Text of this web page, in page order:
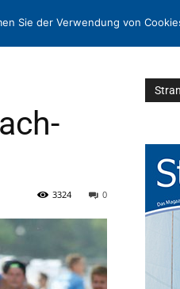
0
3324
Sie der Verwendung von